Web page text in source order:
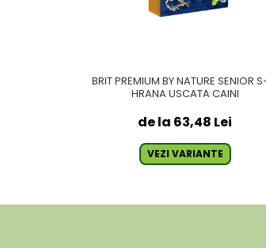
BRIT PREMIUM BY NATURE SENIOR
HRANA USCATA CAINI
de la 63,48 Lei
VEZI VARIANTE